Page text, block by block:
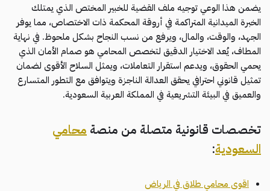
يضمن هذا الوعي توجيه ملف القضية للخبير المختص الذي يمتلك
الخبرة الميدانية المتراكمة في أروقة المحكمة ذات الاختصاص، مما يوفر
الجهد، والوقت، والمال، ويرفع من نسب النجاح بشكل ملحوظ. في نهاية
المطاف، يُعد الاختيار الدقيق لتخصص المحامي هو صمام الأمان الذي
يحمي الحقوق، ويدعم استقرار التعاملات، ويمثل السلاح الأقوى لضمان
تمثيل قانوني احترافي يحقق العدالة الناجزة ويتوافق مع التطور المتسارع
والعميق في البيئة التشريعية في المملكة العربية السعودية.
تخصصات قانونية متصلة من منصة محامي
السعودية:
اقوى محامي طلاق في الرياض